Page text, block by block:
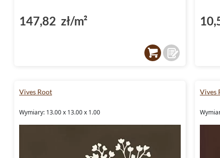
147,82 zł/m²
Vives Root
Wymiary: 13.00 x 13.00 x 1.00
Vives